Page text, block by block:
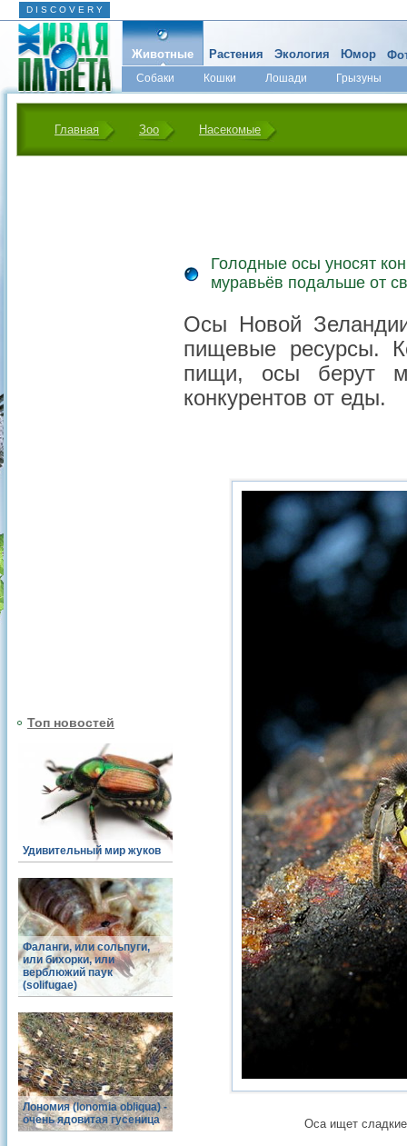
D I S C O V E R Y
Животные
Собаки Кошки Лошади
Грызуны
Микромир
Растения Экология Юмор
Главная Зоо Насекомые
Топ новостей
Удивительный мир жуков
Фаланги, или сольпуги,
или бихорки, или
верблюжий паук
(solifugae)
Лономия (lonomia obliqua) -
очень ядовитая гусеница
Голодные осы уносят
муравьёв подальше от
Осы Новой
пищевые ресурсы.
пищи, осы берут
конкурентов от еды.
Оса ищет